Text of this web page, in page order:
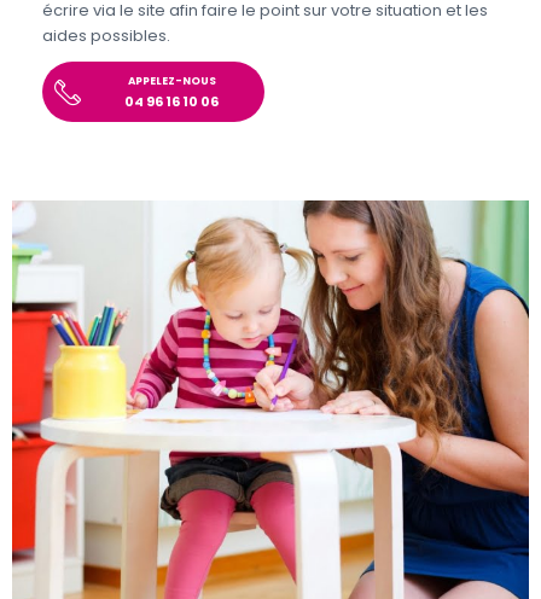
écrire via le site afin faire le point sur votre situation et les
aides possibles.
APPELEZ-NOUS
04 96 16 10 06